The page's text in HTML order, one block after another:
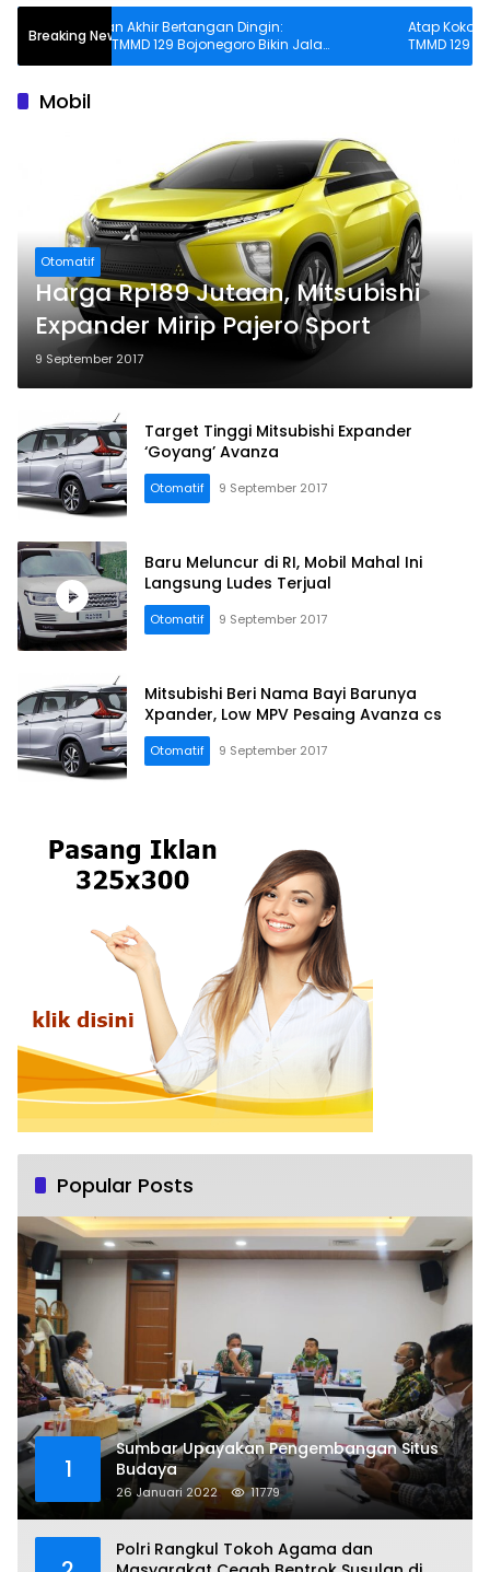
Breaking News
Sentuhan Akhir Bertangan Dingin:
Satgas TMMD 129 Bojonegoro Bikin Jalan
Desa Kesongo Rapi dan Aman
Atap Kokoh,
TMMD 129
SDN Kesongo 1
Mobil
Otomatif
Harga Rp189 Jutaan, Mitsubishi
Expander Mirip Pajero Sport
9 September 2017
Target Tinggi Mitsubishi Expander
‘Goyang’ Avanza
Otomatif 9 September 2017
Baru Meluncur di RI, Mobil Mahal Ini
Langsung Ludes Terjual
Otomatif 9 September 2017
Mitsubishi Beri Nama Bayi Barunya
Xpander, Low MPV Pesaing Avanza cs
Otomatif 9 September 2017
Popular Posts
1
Sumbar Upayakan Pengembangan Situs
Budaya
26 Januari 2022 11779
Polri Rangkul Tokoh Agama dan